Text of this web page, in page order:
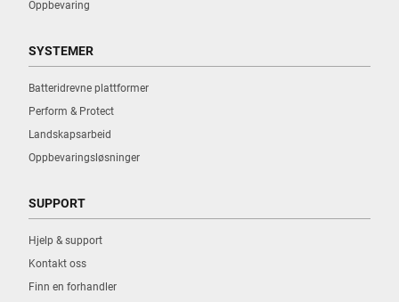
Oppbevaring
SYSTEMER
Batteridrevne plattformer
Perform & Protect
Landskapsarbeid
Oppbevaringsløsninger
SUPPORT
Hjelp & support
Kontakt oss
Finn en forhandler